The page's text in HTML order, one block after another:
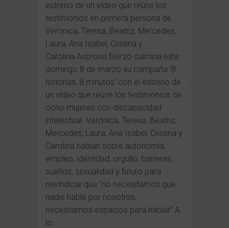
estreno de un vídeo que reúne los
testimonios en primera persona de
Verónica, Teresa, Beatriz, Mercedes,
Laura, Ana Isabel, Cristina y
Carolina.Asprona Bierzo culmina este
domingo 8 de marzo su campaña ‘8
historias, 8 minutos’ con el estreno de
un vídeo que reúne los testimonios de
ocho mujeres con discapacidad
intelectual. Verónica, Teresa, Beatriz,
Mercedes, Laura, Ana Isabel, Cristina y
Carolina hablan sobre autonomía,
empleo, identidad, orgullo, barreras,
sueños, sexualidad y futuro para
reivindicar que “no necesitamos que
nadie hable por nosotras,
necesitamos espacios para hablar”.A
lo...